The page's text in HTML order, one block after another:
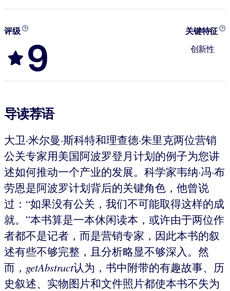
评级
9
关键特征
创新性
导读荐语
大卫·米尔曼·斯科特和理查德·朱里克两位营销
公关专家用美国阿波罗登月计划的例子为您讲
述如何推动一个产业的发展。科学家韦纳·冯·布
劳恩是阿波罗计划背后的关键角色，他曾说
过：“如果没有公关，我们不可能取得这样的成
就。”本书算是一本休闲读本，或许由于两位作
者都不是记者，而是营销专家，因此本书的叙
述有些不够完整，且分析略显不够深入。然
而， getAbstract认为，书中附带的有趣故事、历
史叙述、实物图片和文件照片都使本书不失为